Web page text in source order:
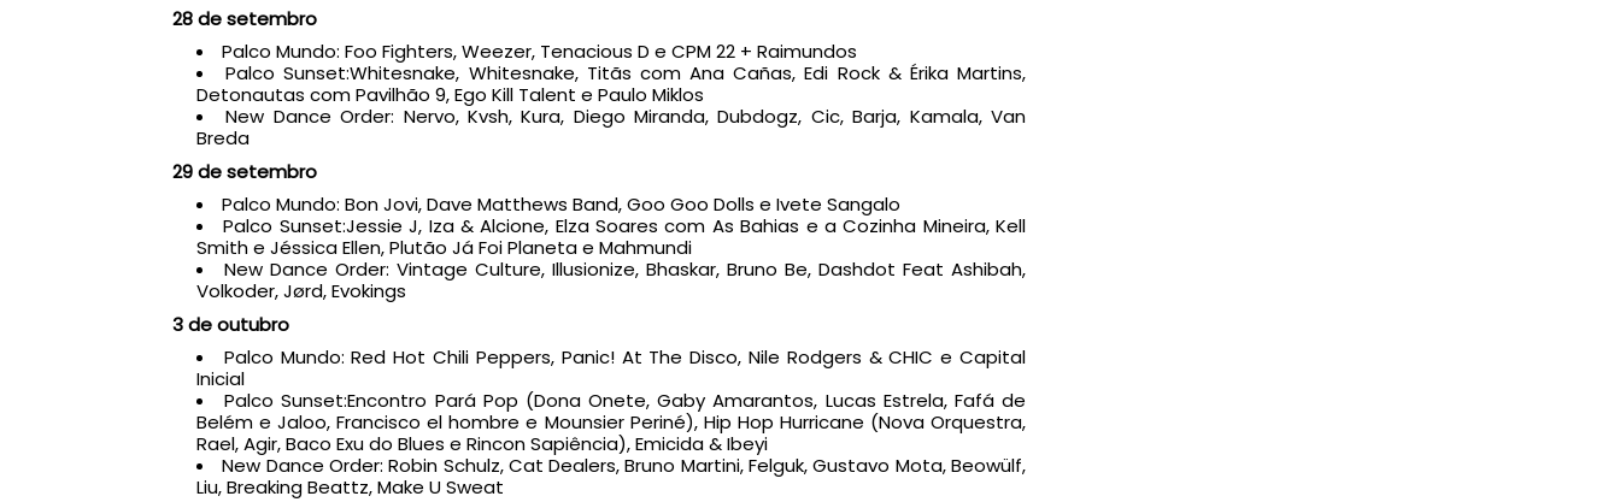
28 de setembro
Palco Mundo: Foo Fighters, Weezer, Tenacious D e CPM 22 + Raimundos
Palco Sunset:Whitesnake, Whitesnake, Titãs com Ana Cañas, Edi Rock & Érika Martins,
Detonautas com Pavilhão 9, Ego Kill Talent e Paulo Miklos
New Dance Order: Nervo, Kvsh, Kura, Diego Miranda, Dubdogz, Cic, Barja, Kamala, Van
Breda
29 de setembro
Palco Mundo: Bon Jovi, Dave Matthews Band, Goo Goo Dolls e Ivete Sangalo
Palco Sunset:Jessie J, Iza & Alcione, Elza Soares com As Bahias e a Cozinha Mineira, Kell
Smith e Jéssica Ellen, Plutão Já Foi Planeta e Mahmundi
New Dance Order: Vintage Culture, Illusionize, Bhaskar, Bruno Be, Dashdot Feat Ashibah,
Volkoder, Jørd, Evokings
3 de outubro
Palco Mundo: Red Hot Chili Peppers, Panic! At The Disco, Nile Rodgers & CHIC e Capital
Inicial
Palco Sunset:Encontro Pará Pop (Dona Onete, Gaby Amarantos, Lucas Estrela, Fafá de
Belém e Jaloo, Francisco el hombre e Mounsier Periné), Hip Hop Hurricane (Nova Orquestra,
Rael, Agir, Baco Exu do Blues e Rincon Sapiência), Emicida & Ibeyi
New Dance Order: Robin Schulz, Cat Dealers, Bruno Martini, Felguk, Gustavo Mota, Beowülf,
Liu, Breaking Beattz, Make U Sweat